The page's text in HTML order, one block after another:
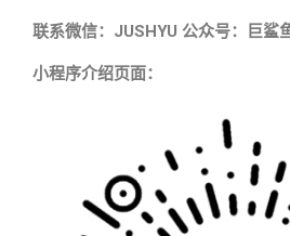
联系微信：JUSHYU 公众号：巨鲨
小程序介绍页面：